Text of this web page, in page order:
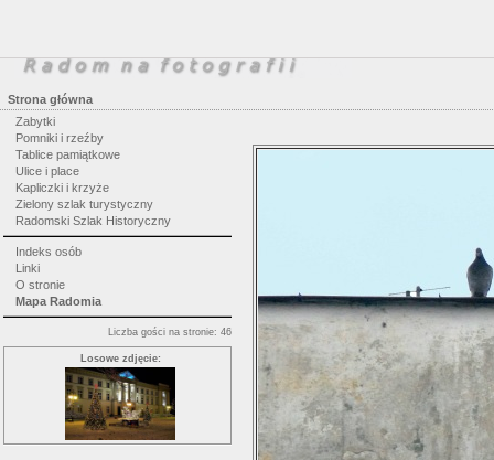
Strona główna
Zabytki
Pomniki i rzeźby
Tablice pamiątkowe
Ulice i place
Kapliczki i krzyże
Zielony szlak turystyczny
Radomski Szlak Historyczny
Indeks osób
Linki
O stronie
Mapa Radomia
Liczba gości na stronie: 46
Losowe zdjęcie: